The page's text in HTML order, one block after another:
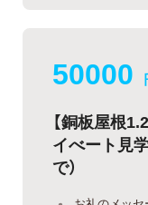
50000
【銅板屋根
イべート見
で）